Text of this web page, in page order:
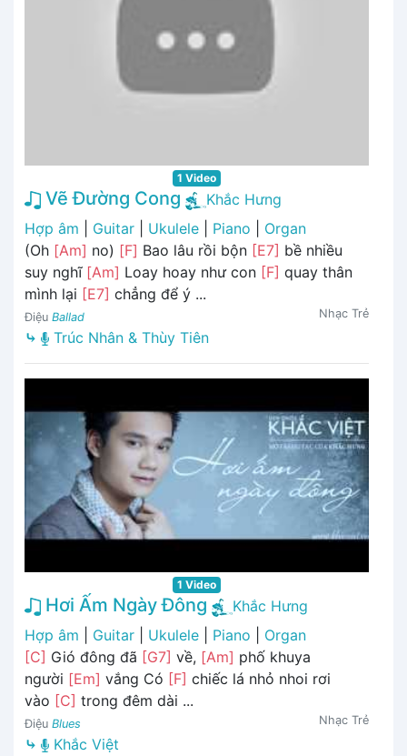
1 Video
Vẽ Đường Cong
Khắc Hưng
Hợp âm
Guitar Ukulele Piano
Organ
(Oh [Am] no) [F] Bao lâu rồi bộn [E7] bề nhiều
suy nghĩ [Am] Loay hoay như con [F] quay thân
mình lại [E7] chẳng để ý ...
Điệu Ballad Nhạc Trẻ
⤷ Trúc Nhân & Thùy Tiên
1 Video
Hơi Ấm Ngày Đông
Khắc Hưng
Hợp âm
Guitar Ukulele Piano
Organ
[C] Gió đông đã [G7] về, [Am] phố khuya
người [Em] vắng Có [F] chiếc lá nhỏ nhoi rơi
vào [C] trong đêm dài ...
Điệu Blues Nhạc Trẻ
⤷ Khắc Việt